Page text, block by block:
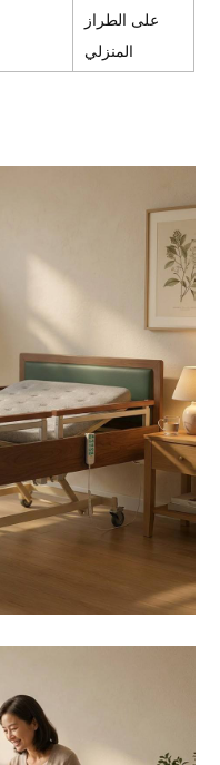
على الطراز
المنزلي